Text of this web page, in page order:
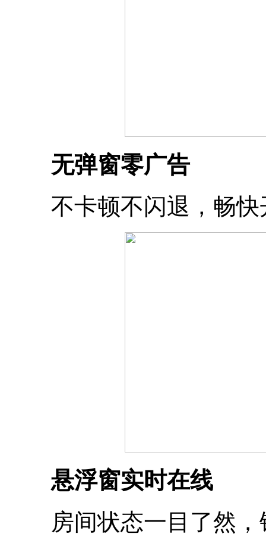
无弹窗零广告
不卡顿不闪退，畅快
悬浮窗实时在线
房间状态一目了然，